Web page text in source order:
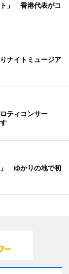
」 香港代表がコ
ナイトミュージア
ティコンサー
」 ゆかりの地で初